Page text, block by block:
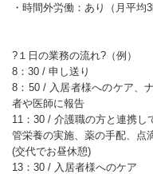
・時間外労働：あり（月平均3
?１日の業務の流れ?（例）
8：30 / 申し送り
8：50 / 入居者様へのケア、
者や医師に報告
11：30 / 介護職の方と連携
管栄養の実施、薬の手配、点
(交代でお昼休憩)
13：30 / 入居者様へのケア